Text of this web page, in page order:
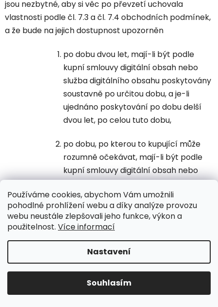
Používáme cookies, abychom Vám umožnili
pohodlné prohlížení webu a díky analýze provozu
webu neustále zlepšovali jeho funkce, výkon a
použitelnost. Více informací
Nastavení
Souhlasím
31.7.-8.8. DOVOLENÁ, objednávky a dotazy vyřídíme
po dovolené. Během dovolené nevyřizujeme
jsou nezbytné, aby si věc po převzetí uchovala
vlastnosti podle čl. 7.3 a čl. 7.4 obchodních podmínek,
a že bude na jejich dostupnost upozorněn
po dobu dvou let, mají-li být podle
kupní smlouvy digitální obsah nebo
služba digitálního obsahu poskytovány
soustavně po určitou dobu, a je-li
ujednáno poskytování po dobu delší
dvou let, po celou tuto dobu,
po dobu, po kterou to kupující může
rozumně očekávat, mají-li být podle
kupní smlouvy digitální obsah nebo
služba digitálního obsahu poskytnuty
jednorázově; to se posoudí podle druhu
a účelu věci, povahy digitálního obsahu
nebo služby digitálního obsahu a s
uzavření kupní smlouvy a povaze
závazku.
7.9.Ustanovení čl. 7.8 obchodních podmínek neplatí v